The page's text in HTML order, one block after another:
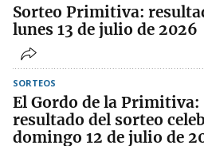
Sorteo Primitiva:
lunes 13 de julio de 2026
SORTEOS
El Gordo de la Primitiva:
resultado del sorteo
domingo 12 de julio de